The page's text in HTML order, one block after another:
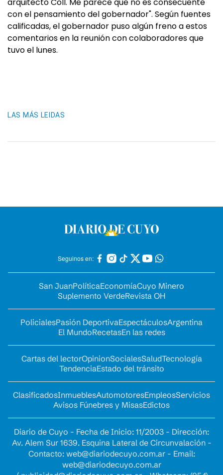
con el pensamiento del gobernador". Según fuentes
calificadas, el gobernador puso algún freno a estos
comentarios en la reunión con colaboradores que
tuvo el lunes.
LAS MÁS LEIDAS
Seguinos en:
San JuanPolíticaEconomíaCuyo Minero
Suplemento VerdeRevista OH
PolicialesPasión DeportivaEspectáculosArgentina
El MundoRecetasEn las redes
Cartas del lectorOpinionSocialesSaludTecnología
TendenciaEstado del tránsito
ClasificadosInmueblesAutomotoresEmpleosServicios
Avisos Fúnebres y MisasEdictos
Diario de Cuyo - Fecha de Inicio: 11/2003 - Dirección:
Av. Alem Sur 1639. Esquina Lateral de Circunvalación -
Contacto: web@diariodecuyo.com.ar- Email:
web@diariodecuyo.com.ar